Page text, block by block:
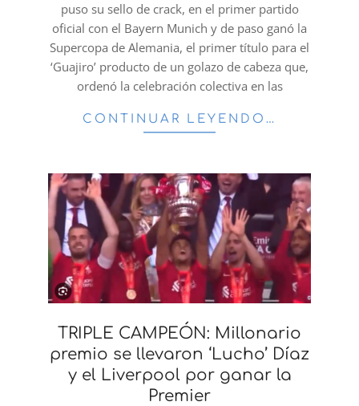
puso su sello de crack, en el primer partido
oficial con el Bayern Munich y de paso ganó la
Supercopa de Alemania, el primer título para el
‘Guajiro’ producto de un golazo de cabeza que,
ordenó la celebración colectiva en las
CONTINUAR LEYENDO…
TRIPLE CAMPEÓN: Millonario
premio se llevaron ‘Lucho’ Díaz
y el Liverpool por ganar la
Premier